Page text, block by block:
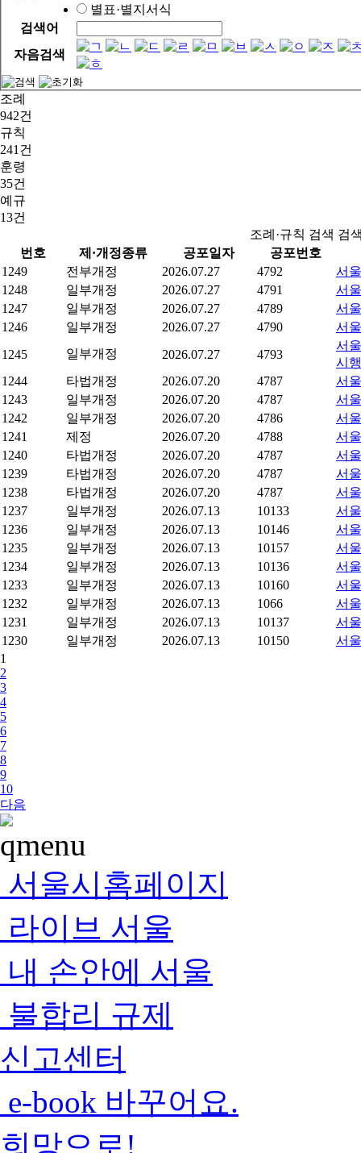
별표·별지서식
검색어
자음검색
조례
942건
규칙
241건
훈령
35건
예규
13건
조례·규칙 검색 검
번호
제·개정종류 공포일자
공포번호
1249
전부개정 2026.07.27 4792
서
1248
일부개정 2026.07.27 4791
서
1247
일부개정 2026.07.27 4789
서
1246
일부개정 2026.07.27 4790
서
1245
일부개정 2026.07.27 4793
서
시
1244
타법개정 2026.07.20 4787
서
1243
일부개정 2026.07.20 4787
서
1242
일부개정 2026.07.20 4786
서
1241
제정 2026.07.20 4788
서
1240
타법개정 2026.07.20 4787
서
1239
타법개정 2026.07.20 4787
서
1238
타법개정 2026.07.20 4787
서
1237
일부개정 2026.07.13 10133
서
1236
일부개정 2026.07.13 10146
서
1235
일부개정 2026.07.13 10157
서
1234
일부개정 2026.07.13 10136
서
1233
일부개정 2026.07.13 10160
서
1232
일부개정 2026.07.13 1066
서
1231
일부개정 2026.07.13 10137
서
1230
일부개정 2026.07.13 10150
서
1
2
3
4
5
6
7
8
9
10
다음
서울시홈페이지
라이브 서울
내 손안에 서울
불합리 규제
신고센터
e-book 바꾸어요.
희망으로!